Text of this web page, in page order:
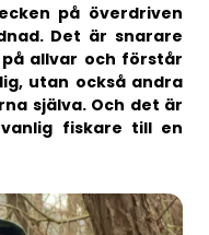
Pусский
Slovenčina
Suomalainen
Svenska
Türk
på överdriven
Det är snarare
allvar och förstår
utan också andra
själva. Och det är
fiskare till en